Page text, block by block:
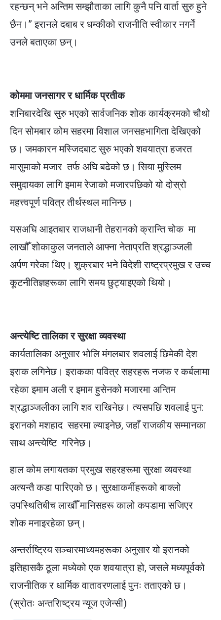
रहन्छन् भने अन्तिम सम्झौताका लागि कुनै पनि वार्ता सुरु हुने
छैन।” इरानले दबाब र धम्कीको राजनीति स्वीकार नगर्ने
उनले बताएका छन्।
कोममा जनसागर र धार्मिक प्रतीक
शनिबारदेखि सुरु भएको सार्वजनिक शोक कार्यक्रमको चौथो
दिन सोमबार कोम सहरमा विशाल जनसहभागिता देखिएको
छ। जमकारन मस्जिदबाट सुरु भएको शवयात्रा हजरत
मासुमाको मजार तर्फ अघि बढेको छ। सिया मुस्लिम
समुदायका लागि इमाम रेजाको मजारपछिको यो दोस्रो
महत्त्वपूर्ण पवित्र तीर्थस्थल मानिन्छ।
यसअघि आइतबार राजधानी तेहरानको क्रान्ति चोक मा
लाखौँ शोकाकुल जनताले आफ्ना नेताप्रति श्रद्धाञ्जली
अर्पण गरेका थिए। शुक्रबार भने विदेशी राष्ट्रप्रमुख र उच्च
कूटनीतिज्ञहरूका लागि समय छुट्याइएको थियो।
अन्त्येष्टि तालिका र सुरक्षा व्यवस्था
कार्यतालिका अनुसार भोलि मंगलबार शवलाई छिमेकी देश
इराक लगिनेछ। इराकका पवित्र सहरहरू नजफ र कर्बलामा
रहेका इमाम अली र इमाम हुसेनको मजारमा अन्तिम
श्रद्धाञ्जलीका लागि शव राखिनेछ। त्यसपछि शवलाई पुन:
इरानको मशहाद सहरमा ल्याइनेछ, जहाँ राजकीय सम्मानका
साथ अन्त्येष्टि गरिनेछ।
हाल कोम लगायतका प्रमुख सहरहरूमा सुरक्षा व्यवस्था
अत्यन्तै कडा पारिएको छ। सुरक्षाकर्मीहरूको बाक्लो
उपस्थितिबीच लाखौँ मानिसहरू कालो कपडामा सजिएर
शोक मनाइरहेका छन्।
अन्तर्राष्ट्रिय सञ्चारमाध्यमहरूका अनुसार यो इरानको
इतिहासकै ठूला मध्येको एक शवयात्रा हो, जसले मध्यपूर्वको
राजनीतिक र धार्मिक वातावरणलाई पुनः तताएको छ।
(स्रोतः अन्तरािष्ट्रय न्यूज एजेन्सी)